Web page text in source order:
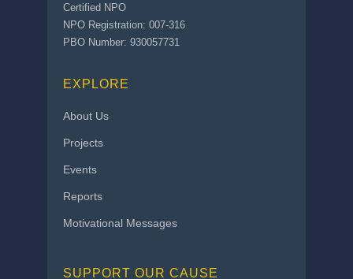
Certified NPO
NPO Registration: 007-316
PBO Number: 930057731
EXPLORE
About Us
Projects
Events
Reports
Motivational Messages
SUPPORT OUR CAUSE